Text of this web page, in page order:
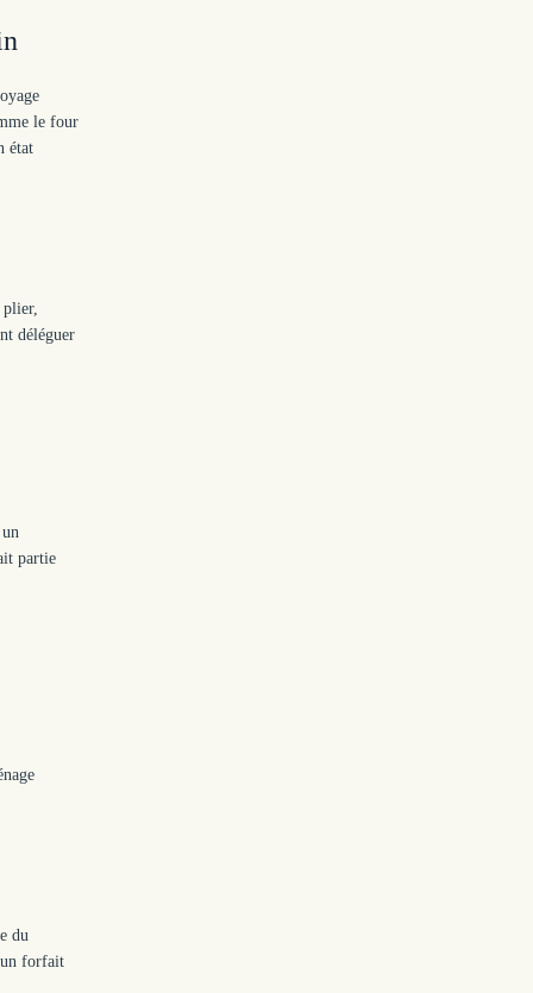
le four
état
plier,
déléguer
partie
du
un forfait